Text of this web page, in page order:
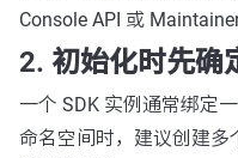
Console API 或 Maintainer
2. 初始化时先确
一个 SDK 实例通常绑定
命名空间时，建议创建多